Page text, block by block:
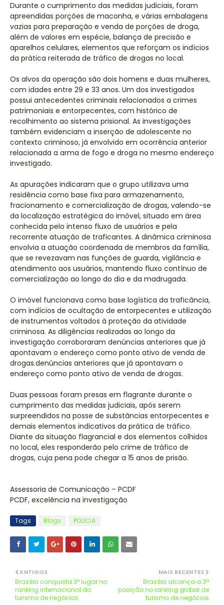
Durante o cumprimento das medidas judiciais, foram
apreendidas porções de maconha, e várias embalagens
vazias para preparação e venda de porções de droga,
além de valores em espécie, balança de precisão e
aparelhos celulares, elementos que reforçam os indícios
da prática reiterada de tráfico de drogas no local.
Os alvos da operação são dois homens e duas mulheres,
com idades entre 29 e 33 anos. Um dos investigados
possui antecedentes criminais relacionados a crimes
patrimoniais e entorpecentes, com histórico de
recolhimento ao sistema prisional. As investigações
também evidenciam a inserção de adolescente no
contexto criminoso, já envolvido em ocorrência anterior
relacionada a arma de fogo e droga no mesmo endereço
investigado.
As apurações indicaram que o grupo utilizava uma
residência como base fixa para armazenamento,
fracionamento e comercialização de drogas, valendo-se
da localização estratégica do imóvel, situado em área
conhecida pelo intenso fluxo de usuários e pela
recorrente atuação de traficantes. A dinâmica criminosa
envolvia a atuação coordenada de membros da família,
que se revezavam nas funções de guarda, vigilância e
atendimento aos usuários, mantendo fluxo contínuo de
comercialização ao longo do dia e da madrugada.
O imóvel funcionava como base logística da traficância,
com indícios de ocultação de entorpecentes e utilização
de instrumentos voltados à proteção da atividade
criminosa. As diligências realizadas ao longo da
investigação corroboraram denúncias anteriores que já
apontavam o endereço como ponto ativo de venda de
drogas.denúncias anteriores que já apontavam o
endereço como ponto ativo de venda de drogas.
Duas pessoas foram presas em flagrante durante o
cumprimento das medidas judiciais, após serem
surpreendidos na posse de substâncias entorpecentes e
demais elementos indicativos da prática de tráfico.
Diante da situação flagrancial e dos elementos colhidos
no local, eles responderão pelo crime de tráfico de
drogas, cuja pena pode chegar a 15 anos de prisão.
Assessoria de Comunicação – PCDF
PCDF, excelência na investigação
Tags Blogs POLICIA
MAIS RECENTES
Brasília alcança a 3ª
posição no ranking global de
turismo de negócios
ANTIGOS
Brasília conquista 3º lugar no
ranking internacional do
turismo de negócios